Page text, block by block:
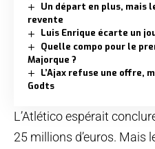
Un départ en plus, mais
revente
Luis Enrique écarte un
Quelle compo pour le
Majorque ?
L’Ajax refuse une offre,
Godts
L’Atlético espérait
25 millions d’euros. Mais